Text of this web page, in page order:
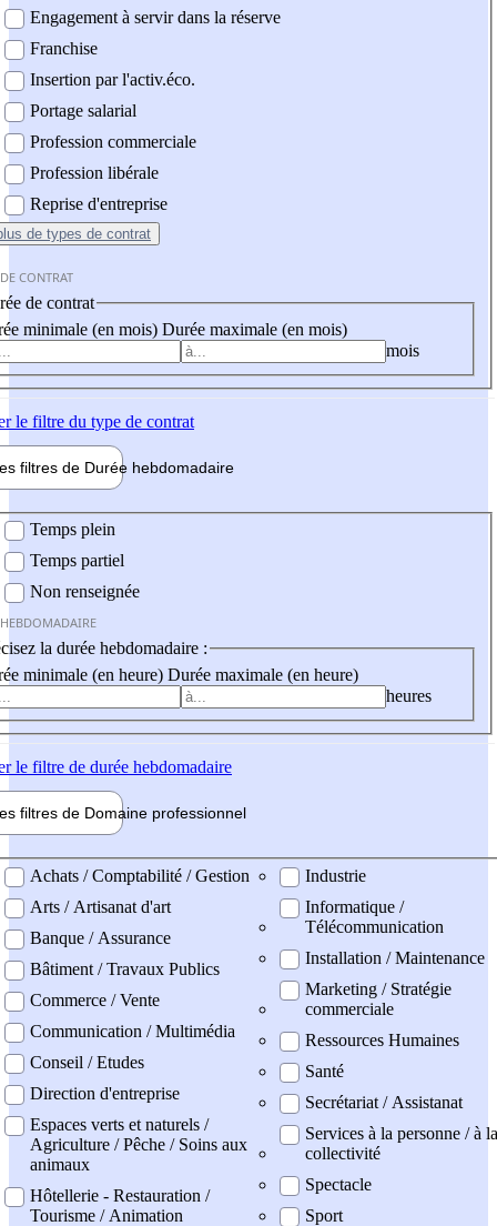
Engagement à servir dans la réserve
Franchise
Insertion par l'activ.éco.
Portage salarial
Profession commerciale
Profession libérale
Reprise d'entreprise
de types de contrat
CONTRAT
de contrat
minimale (en mois) Durée maximale (en mois)
mois
le filtre du type de contrat
filtres de Durée hebdomadaire
Temps plein
Temps partiel
Non renseignée
la durée hebdomadaire :
minimale (en heure) Durée maximale (en heure)
heures
le filtre de durée hebdomadaire
filtres de Domaine professionnel
professionel
Achats / Comptabilité / Gestion
Arts / Artisanat d'art
Banque / Assurance
Bâtiment / Travaux Publics
Commerce / Vente
Communication / Multimédia
Conseil / Etudes
Direction d'entreprise
Espaces verts et naturels /
Agriculture / Pêche / Soins aux
animaux
Hôtellerie - Restauration /
Tourisme / Animation
Industrie
Informatique /
Télécommunication
Installation / Maintenance
Marketing / Stratégie
commerciale
Ressources Humaines
Santé
Secrétariat / Assistanat
Services à la personne / à la
collectivité
Spectacle
Sport